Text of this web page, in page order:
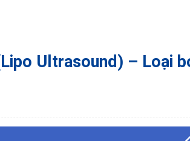
Ultrasound) – Loại